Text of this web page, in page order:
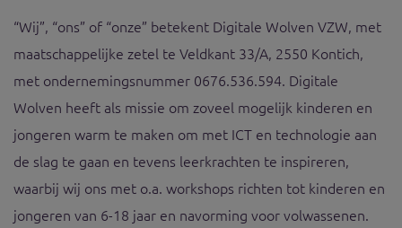
“Wij”, “ons” of “onze” betekent Digitale Wolven VZW, met
maatschappelijke zetel te Veldkant 33/A, 2550 Kontich,
met ondernemingsnummer 0676.536.594. Digitale
Wolven heeft als missie om zoveel mogelijk kinderen en
jongeren warm te maken om met ICT en technologie aan
de slag te gaan en tevens leerkrachten te inspireren,
waarbij wij ons met o.a. workshops richten tot kinderen en
jongeren van 6-18 jaar en navorming voor volwassenen.